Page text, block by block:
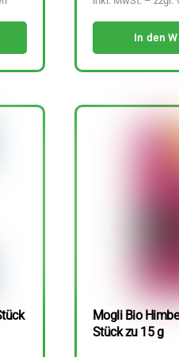
In den
Mogli Bio
Stück zu 15 g